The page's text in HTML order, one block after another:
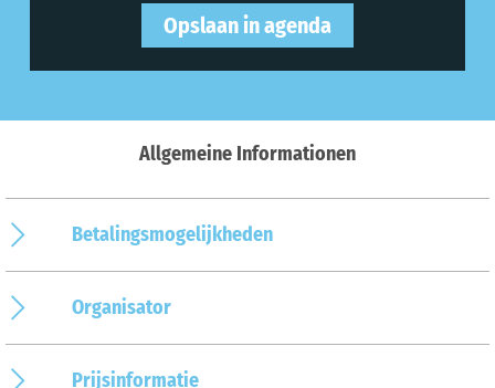
Opslaan in agenda
Allgemeine Informationen
Betalingsmogelijkheden
Organisator
Prijsinformatie